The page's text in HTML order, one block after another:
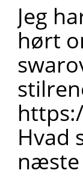
Jeg
hørt
Hvad